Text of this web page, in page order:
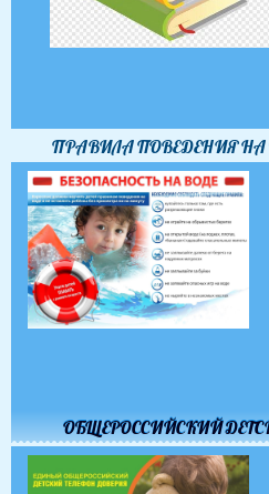
ПРАВИЛА ПОВЕДЕНИЯ НА
ОБЩЕРОССИЙСКИЙ